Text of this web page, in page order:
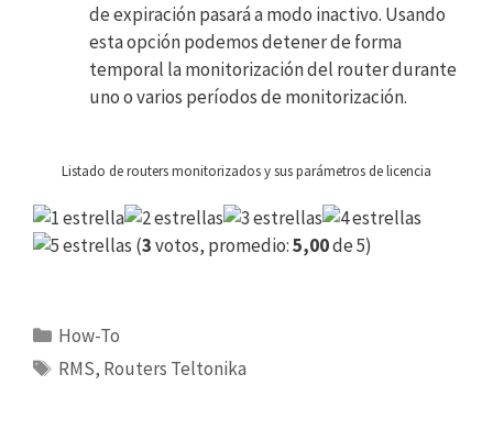
de expiración pasará a modo inactivo. Usando
esta opción podemos detener de forma
temporal la monitorización del router durante
uno o varios períodos de monitorización.
Listado de routers monitorizados y sus parámetros de licencia
(3votos, promedio:5,00de 5)
Categorías
How-To
Etiquetas
RMS, Routers Teltonika